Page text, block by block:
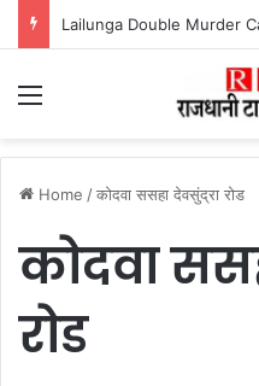
Menu
Home /कोदवा ससहा देवसुंद्रा रोड
कोदवा
रोड